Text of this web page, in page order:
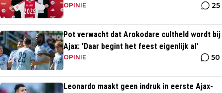
OPINIE 25
Pot verwacht dat Arokodare cultheld wordt bij
Ajax: 'Daar begint het feest eigenlijk al'
OPINIE 50
Leonardo maakt geen indruk in eerste Ajax-